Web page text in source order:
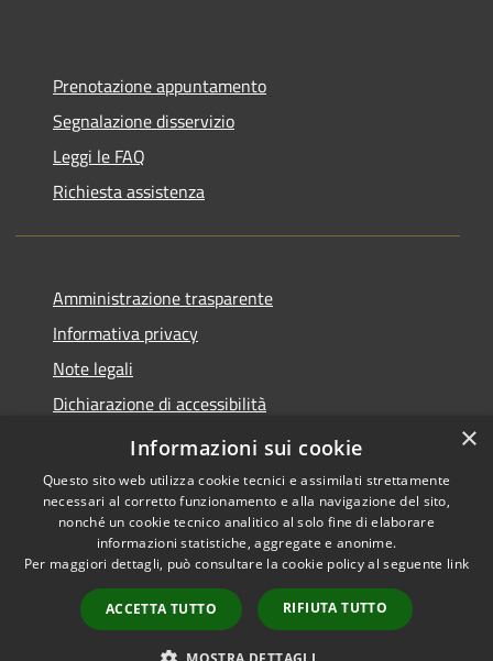
Prenotazione appuntamento
Segnalazione disservizio
Leggi le FAQ
Richiesta assistenza
Amministrazione trasparente
Informativa privacy
Note legali
Dichiarazione di accessibilità
Piano di miglioramento del sito
Accessibilità
Copyright © 2026 • Comune di
Dalmine • Powered by
Municipium•
Accesso
redazione
×
Informazioni sui cookie
Questo sito web utilizza cookie tecnici e assimilati strettamente
necessari al corretto funzionamento e alla navigazione del sito,
nonché un cookie tecnico analitico al solo fine di elaborare
informazioni statistiche, aggregate e anonime.
Per maggiori dettagli, può consultare la cookie policy al seguente link
ACCETTA TUTTO RIFIUTA TUTTO